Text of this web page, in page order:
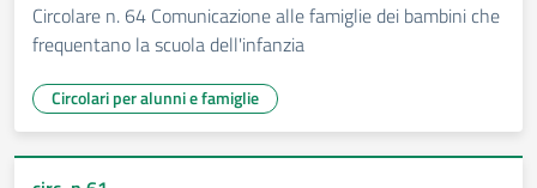
Circolare n. 64 Comunicazione alle famiglie dei bambini che
frequentano la scuola dell'infanzia
Circolari per alunni e famiglie